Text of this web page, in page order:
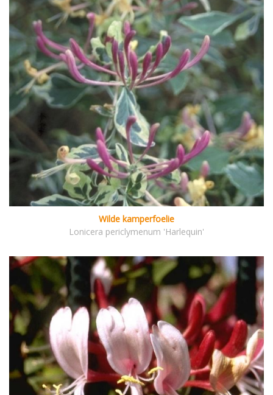
Wilde kamperfoelie
Lonicera periclymenum 'Harlequin'